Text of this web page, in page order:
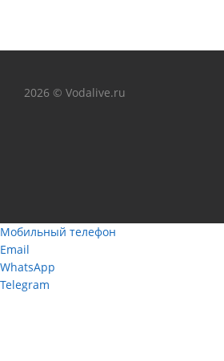
2026 © Vodalive.ru
Мобильный телефон
Email
WhatsApp
Telegram